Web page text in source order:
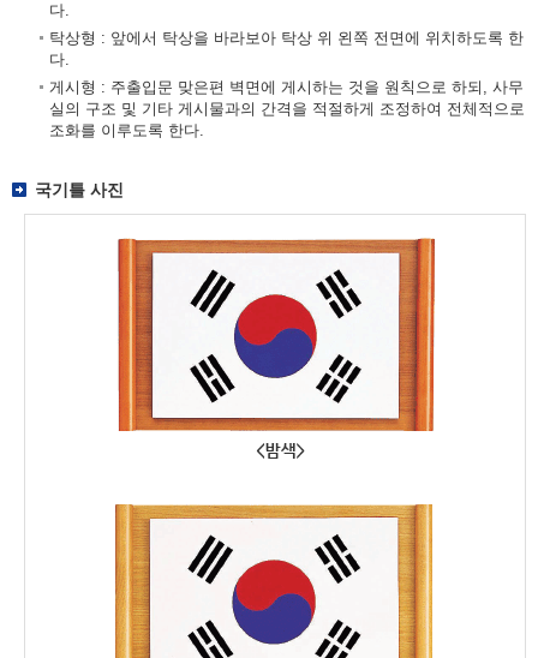
다.
탁상형 : 앞에서 탁상을 바라보아 탁상 위 왼쪽 전면에 위치하도록 한
다.
게시형 : 주출입문 맞은편 벽면에 게시하는 것을 원칙으로 하되, 사무
실의 구조 및 기타 게시물과의 간격을 적절하게 조정하여 전체적으로
조화를 이루도록 한다.
국기틀 사진